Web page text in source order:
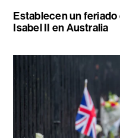
Establecen un feriado
Isabel II en Australia